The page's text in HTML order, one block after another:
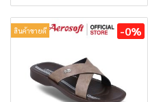
สินค้าขายดี -0%